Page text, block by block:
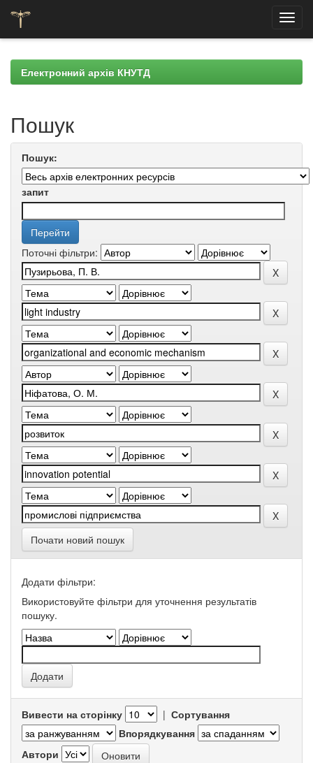
navigationЕлектронний архів КНУТД
Пошук
Пошук:
запит
Поточні фільтри:
Почати новий пошук
Додати фільтри:
Використовуйте фільтри для уточнення результатів
пошуку.
Вивести на сторінку | Сортування
Впорядкування
Автори